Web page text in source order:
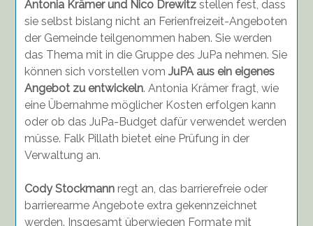
Antonia Krämer und Nico Drewitzstellen fest, dass
sie selbst bislang nicht an Ferienfreizeit-Angeboten
der Gemeinde teilgenommen haben. Sie werden
das Thema mit in die Gruppe des JuPa nehmen. Sie
können sich vorstellen vom JuPA aus ein eigenes
Angebot zu entwickeln. Antonia Krämer fragt, wie
eine Übernahme möglicher Kosten erfolgen kann
oder ob das JuPa-Budget dafür verwendet werden
müsse. Falk Pillath bietet eine Prüfung in der
Verwaltung an.
Cody Stockmannregt an, das barrierefreie oder
barrierearme Angebote extra gekennzeichnet
werden. Insgesamt überwiegen Formate mit